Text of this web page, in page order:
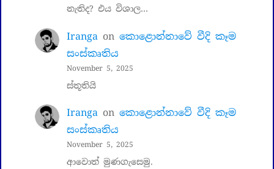
නැතිද? එය විශාල…
Iranga on කොළොන්නාවේ වීදි කෑම
සංස්කෘතිය
November 5, 2025
ස්තූතියි
Iranga on කොළොන්නාවේ වීදි කෑම
සංස්කෘතිය
November 5, 2025
ආවොත් මුණගැසෙමු.